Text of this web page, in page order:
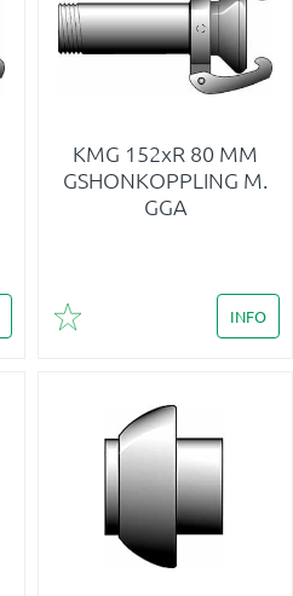
KMG 152xR 80 MM
GSHONKOPPLING M.
GGA
Lägg till i favoriter
INFO